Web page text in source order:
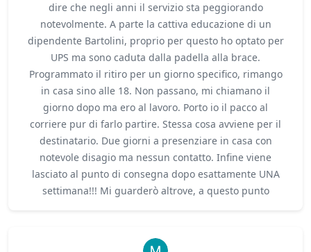
dire che negli anni il servizio sta peggiorando
notevolmente. A parte la cattiva educazione di un
dipendente Bartolini, proprio per questo ho optato per
UPS ma sono caduta dalla padella alla brace.
Programmato il ritiro per un giorno specifico, rimango
in casa sino alle 18. Non passano, mi chiamano il
giorno dopo ma ero al lavoro. Porto io il pacco al
corriere pur di farlo partire. Stessa cosa avviene per il
destinatario. Due giorni a presenziare in casa con
notevole disagio ma nessun contatto. Infine viene
lasciato al punto di consegna dopo esattamente UNA
settimana!!! Mi guarderò altrove, a questo punto